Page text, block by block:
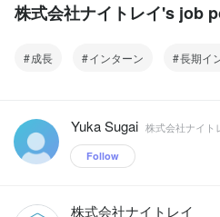
様々な
ッグデ
で、必
インサ
株式会社ナイトレイ's job
成長 インターン 長期イ
Yuka Sugai 株式会社ナイト
Follow
株式会社ナイトレイ